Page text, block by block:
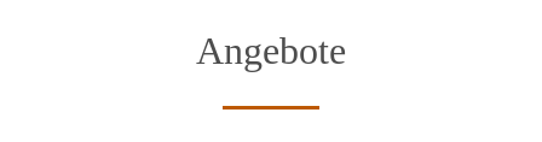
Angebote